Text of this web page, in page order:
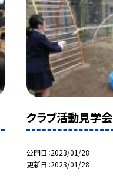
クラブ活動見学会
公開日 2023/01/28
更新日 2023/01/28